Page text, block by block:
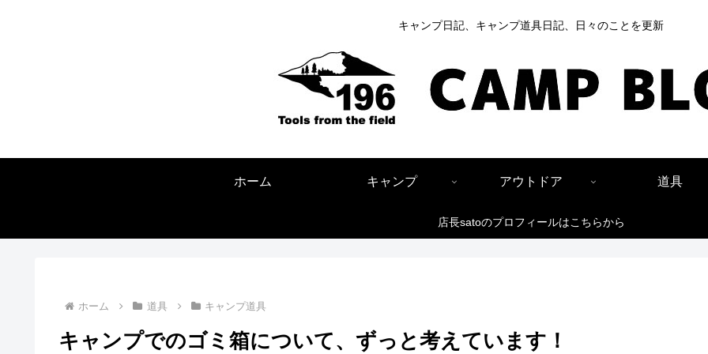
キャンプ日記、キャンプ道具日記、日々のことを更新
ホーム キャンプ アウトドア 道具
店長satoのプロフィールはこちらから
ホーム 道具 キャンプ道具
キャンプでのゴミ箱について、ずっと考えています！